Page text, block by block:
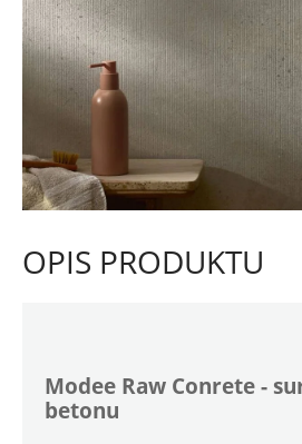
OPIS PRODUKTU
Modee Raw Conrete -
betonu